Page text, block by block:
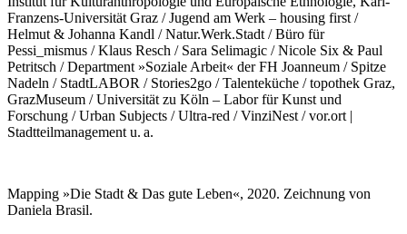
Franzens-Universität Graz / Jugend am Werk – housing first /
Helmut & Johanna Kandl / Natur.Werk.Stadt / Büro für
Pessi_mismus / Klaus Resch / Sara Selimagic / Nicole Six & Paul
Petritsch / Department »Soziale Arbeit« der FH Joanneum / Spitze
Nadeln / StadtLABOR / Stories2go / Talenteküche / topothek Graz,
GrazMuseum / Universität zu Köln – Labor für Kunst und
Forschung / Urban Subjects / Ultra-red / VinziNest / vor.ort |
Stadtteilmanagement u. a.
Mapping »Die Stadt & Das gute Leben«, 2020. Zeichnung von
Daniela Brasil.